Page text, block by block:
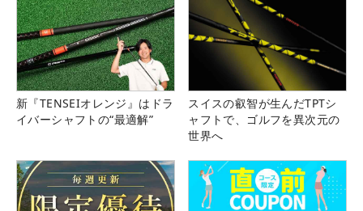
新『TENSEIオレンジ』はドラ
イバーシャフトの“最適解”
スイスの叡智が生んだTPTシ
ャフトで、ゴルフを異次元の
世界へ